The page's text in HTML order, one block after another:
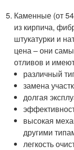
Каменные (от
из кирпича,
штукатурки и
цена – они
отливов и
различный
замена
долгая
высокая
другими
легкость